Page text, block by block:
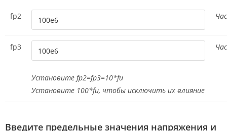
fp2
fp3
Установите fp2=fp3=10*fu
Установите 100*fu, чтобы исключить их влияние
Введите предельные значения напряжения и